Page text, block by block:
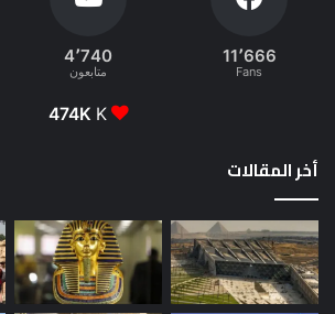
11٬666
Fans
4٬740
متابعون
474K K
أخر المقالات